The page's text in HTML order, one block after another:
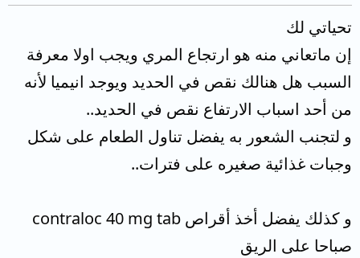
تحياتي لك
إن ماتعاني منه هو ارتجاع المري ويجب اولا معرفة
السبب هل هنالك نقص في الحديد ويوجد انيميا لأنه
من أحد اسباب الارتفاع نقص في الحديد..
و لتجنب الشعور به يفضل تناول الطعام على شكل
وجبات غذائية صغيره على فترات..
و كذلك يفضل أخذ أقراص contraloc 40 mg tab
صباحا على الريق